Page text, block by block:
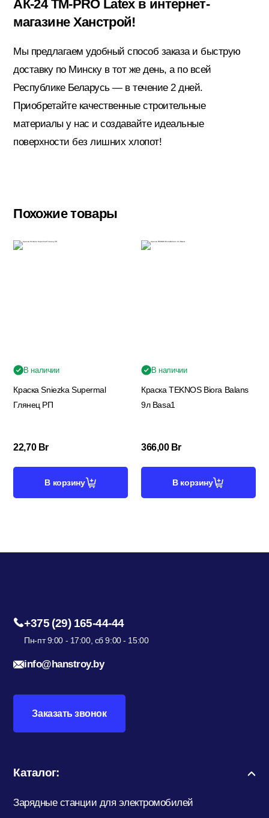
АК-24 ТМ-PRO Latex в интернет-
магазине Ханстрой!
Мы предлагаем удобный способ заказа и быструю
доставку по Минску в тот же день, а по всей
Республике Беларусь — в течение 2 дней.
Приобретайте качественные строительные
материалы у нас и создавайте идеальные
поверхности без лишних хлопот!
Похожие товары
В наличии
Краска Sniezka Supermal
Глянец РП
22,70 Br
В корзину
В наличии
Краска TEKNOS Biora Balans
9л Basa1
366,00 Br
В корзину
+375 (29) 165-44-44
Пн-пт 9:00 - 17:00, сб 9:00 - 15:00
info@hanstroy.by
Заказать звонок
Каталог:
Зарядные станции для электромобилей